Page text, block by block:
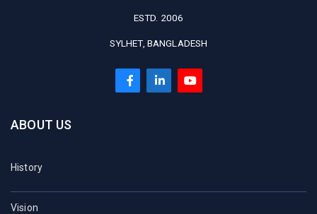
ESTD. 2006
SYLHET, BANGLADESH
ABOUT US
History
Vision